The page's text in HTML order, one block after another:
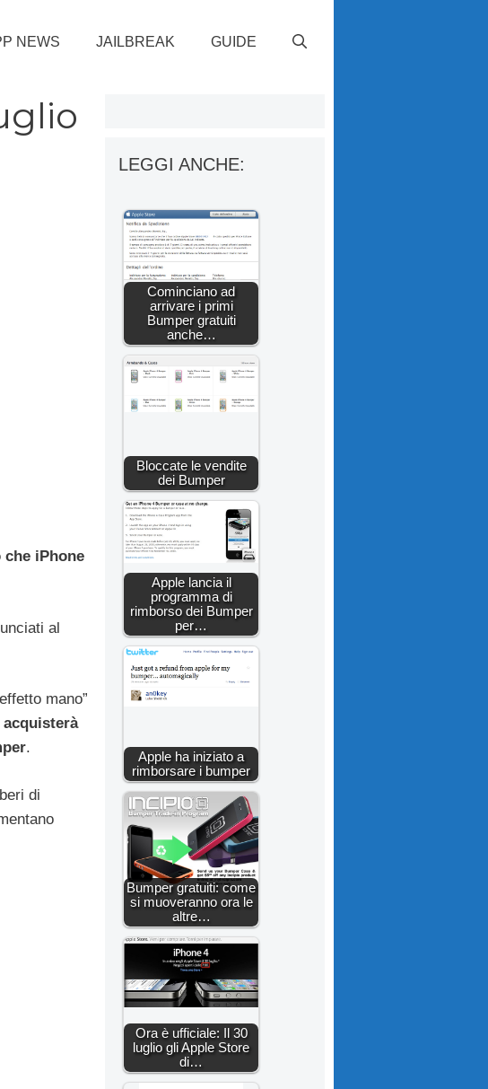
NEWS JAILBREAK GUIDE
iPhone
al
mano”
.
di
LEGGI ANCHE:
Cominciano ad
arrivare i primi
Bumper gratuiti
anche…
Bloccate le vendite
dei Bumper
Apple lancia il
programma di
rimborso dei Bumper
per…
Apple ha iniziato a
rimborsare i bumper
Bumper gratuiti: come
si muoveranno ora le
altre…
Ora è ufficiale: Il 30
luglio gli Apple Store
di…